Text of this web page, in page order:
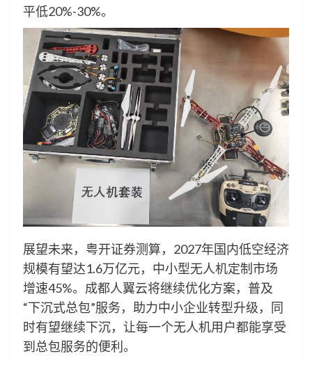
平低20%-30%。
展望未来，粤开证券测算，2027年国内低空经济
规模有望达1.6万亿元，中小型无人机定制市场
增速45%。成都人翼云将继续优化方案，普及
“下沉式总包”服务，助力中小企业转型升级，同
时有望继续下沉，让每一个无人机用户都能享受
到总包服务的便利。